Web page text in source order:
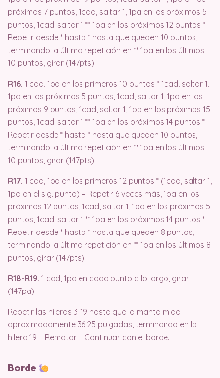
próximos 7 puntos, 1cad, saltar 1, 1pa en los próximos 5
puntos, 1cad, saltar 1 ** 1pa en los próximos 12 puntos *
Repetir desde * hasta * hasta que queden 10 puntos,
terminando la última repetición en ** 1pa en los últimos
10 puntos, girar (147pts)
R16. 1 cad, 1pa en los primeros 10 puntos * 1cad, saltar 1,
1pa en los próximos 5 puntos, 1cad, saltar 1, 1pa en los
próximos 9 puntos, 1cad, saltar 1, 1pa en los próximos 15
puntos, 1cad, saltar 1 ** 1pa en los próximos 14 puntos *
Repetir desde * hasta * hasta que queden 10 puntos,
terminando la última repetición en ** 1pa en los últimos
10 puntos, girar (147pts)
R17. 1 cad, 1pa en los primeros 12 puntos * (1cad, saltar 1,
1pa en el sig. punto) – Repetir 6 veces más, 1pa en los
próximos 12 puntos, 1cad, saltar 1, 1pa en los próximos 5
puntos, 1cad, saltar 1 ** 1pa en los próximos 14 puntos *
Repetir desde * hasta * hasta que queden 8 puntos,
terminando la última repetición en ** 1pa en los últimos 8
puntos, girar (147pts)
R18-R19. 1 cad, 1pa en cada punto a lo largo, girar
(147pa)
Repetir las hileras 3-19 hasta que la manta mida
aproximadamente 36.25 pulgadas, terminando en la
hilera 19 – Rematar – Continuar con el borde.
Borde